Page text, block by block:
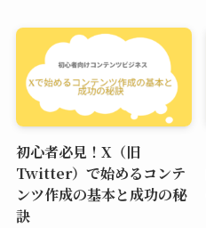
初心者必見！X（旧
Twitter）で始めるコンテ
ンツ作成の基本と成功の秘
訣